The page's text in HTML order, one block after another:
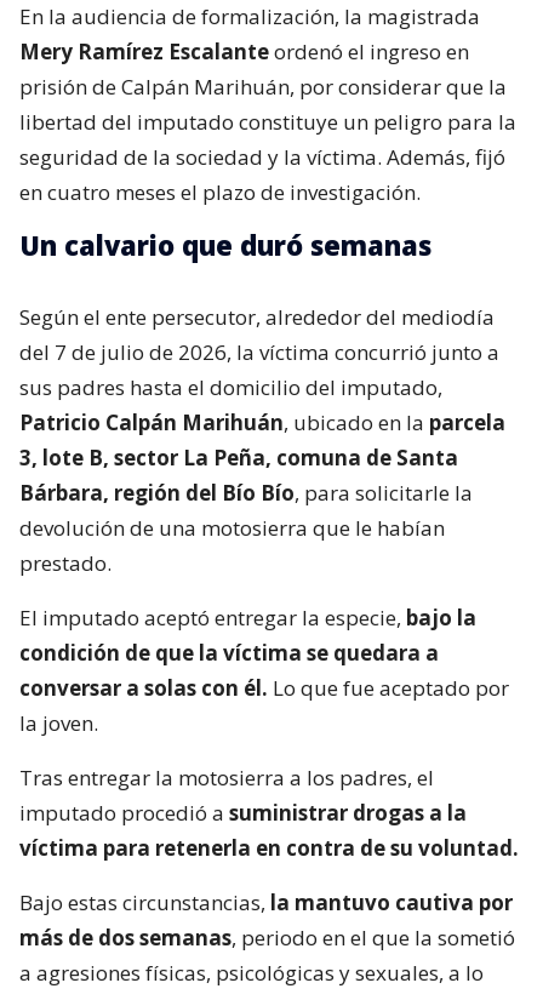
En la audiencia de formalización, la magistrada
Mery Ramírez Escalanteordenó el ingreso en
prisión de Calpán Marihuán, por considerar que la
libertad del imputado constituye un peligro para la
seguridad de la sociedad y la víctima. Además, fijó
en cuatro meses el plazo de investigación.
Un calvario que duró semanas
Según el ente persecutor, alrededor del mediodía
del 7 de julio de 2026, la víctima concurrió junto a
sus padres hasta el domicilio del imputado,
Patricio Calpán Marihuán, ubicado en la parcela
3, lote B, sector La Peña, comuna de Santa
Bárbara, región del Bío Bío, para solicitarle la
devolución de una motosierra que le habían
prestado.
El imputado aceptó entregar la especie, bajo la
condición de que la víctima se quedara a
conversar a solas con él. Lo que fue aceptado por
la joven.
Tras entregar la motosierra a los padres, el
imputado procedió a suministrar drogas a la
víctima para retenerla en contra de su voluntad.
Bajo estas circunstancias, la mantuvo cautiva por
más de dos semanas, periodo en el que la sometió
a agresiones físicas, psicológicas y sexuales, a lo